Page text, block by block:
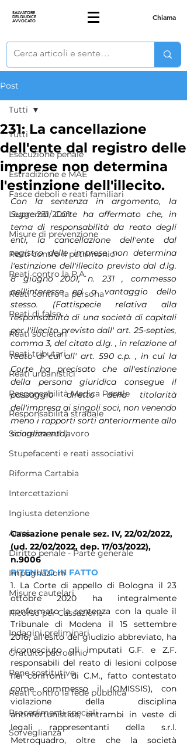
SALVATORE
DELGIUDICE
AVVOCATO Chiama
Post
Tutti
Esecuzione penale
Estradizione e MAE
Fasce deboli e reati familiari
Legge 231/2001
Misure di prevenzione
Reati contro il patrimonio
Reati contro la P.A.
Reati contro la persona
Reati di falso
Reati societari
Reati tributari
Reati urbanistici
Responsabilità Medica Penale
Responsabilità stradale
Sicurezza sul lavoro
Stupefacenti e reati associativi
Riforma Cartabia
Intercettazioni
Ingiusta detenzione
Armi
Diritto penale - Parte generale
Impugnazioni
Misure cautelari
Ricorso per Cassazione
Indagini preliminari
Gratuito patrocinio
Pene sostitutive
Reati contro la fede pubblica
Procedimenti speciali
Sorveglianza
Tutti
231: La cancellazione
dell'ente dal registro delle
imprese non determina
l'estinzione dell'illecito.
Con la sentenza in argomento, la
Suprema Corte ha affermato che, in
tema di responsabilità da reato degli
enti, la cancellazione dell'ente dal
registro delle imprese non determina
l'estinzione dell'illecito previsto dal d.lg.
8 giugno 2001, n. 231 , commesso
nell'interesse ed a vantaggio dello
stesso. (Fattispecie relativa alla
responsabilità di una società di capitali
per l'illecito previsto dall' art. 25-septies,
comma 3, del citato d.lg. , in relazione al
reato di cui all' art. 590 c.p. , in cui la
Corte ha precisato che all'estinzione
della persona giuridica consegue il
passaggio diretto della titolarità
dell'impresa ai singoli soci, non venendo
meno i rapporti sorti anteriormente allo
scioglimento).
Cassazione penale sez. IV, 22/02/2022,
(ud. 22/02/2022, dep. 17/03/2022),
n.9006
RITENUTO IN FATTO
1. La Corte di appello di Bologna il 23
ottobre 2020 ha integralmente
confermato la sentenza con la quale il
Tribunale di Modena il 15 settembre
2016, all'esito del giudizio abbreviato, ha
riconosciuto gli imputati G.F. e Z.F.
responsabili del reato di lesioni colpose
nei confronti di C.M., fatto contestato
come commesso il (OMISSIS), con
violazione della disciplina
antinfortunistica, entrambi in veste di
legali rappresentanti della s.r.l.
Metroquadro, oltre che la società